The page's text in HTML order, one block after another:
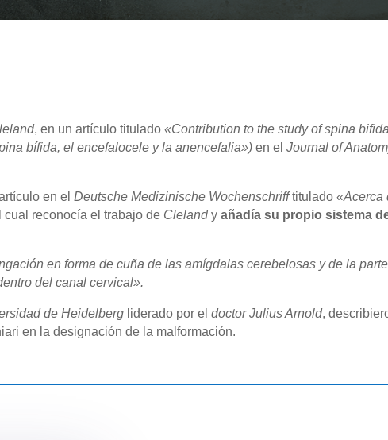
, en un artículo titulado«Contribution to the study of spina
bífida, el encefalocele y la anencefalia») en elJournal of
en elDeutsche Medizinische Wochenschrifftitulado«Acerca
cual reconocía el trabajo de Clelandyañadía su propio sistema
en forma de cuña de las amígdalas cerebelosas y de la
del canal cervical».
de Heidelberg liderado por eldoctor Julius Arnold,
en la designación de la malformación.